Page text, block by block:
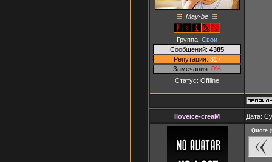
May-be
Группа: Свои
Сообщений: 4385
Репутация: 317
Замечания: 0%
Статус: Offline
Iloveice-creaM Дата:
Quote (